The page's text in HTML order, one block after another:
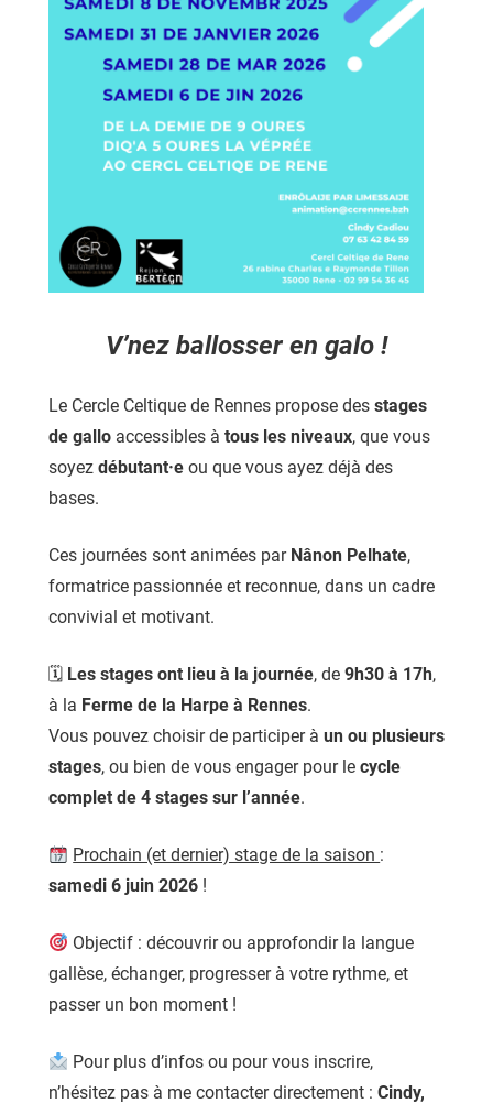
V’nez ballosser en galo !
Le Cercle Celtique de Rennes propose des stages
de gallo accessibles à tous les niveaux, que vous
soyez débutant·e ou que vous ayez déjà des
bases.
Ces journées sont animées par Nânon Pelhate,
formatrice passionnée et reconnue, dans un cadre
convivial et motivant.
🗓 Les stages ont lieu à la journée, de 9h30 à 17h,
à la Ferme de la Harpe à Rennes.
Vous pouvez choisir de participer à un ou plusieurs
stages, ou bien de vous engager pour le cycle
complet de 4 stages sur l’année.
Prochain (et dernier) stage de la saison :
samedi 6 juin 2026 !
Objectif : découvrir ou approfondir la langue
gallèse, échanger, progresser à votre rythme, et
passer un bon moment !
Pour plus d’infos ou pour vous inscrire,
n’hésitez pas à me contacter directement : Cindy,